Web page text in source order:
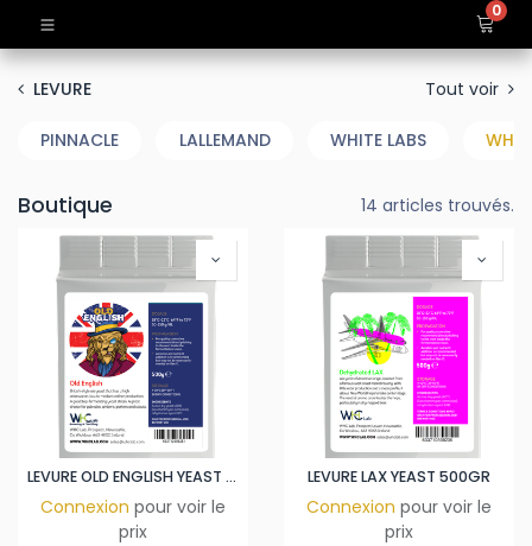
0
LEVURE Tout voir
PINNACLE LALLEMAND WHITE LABS WHC
Boutique 14 articles trouvés.
LEVURE OLD ENGLISH YEAST 500GR
Connexion pour voir le
prix
LEVURE LAX YEAST 500GR
Connexion pour voir le
prix